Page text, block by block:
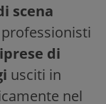
scena
professionisti
di
usciti in
nel